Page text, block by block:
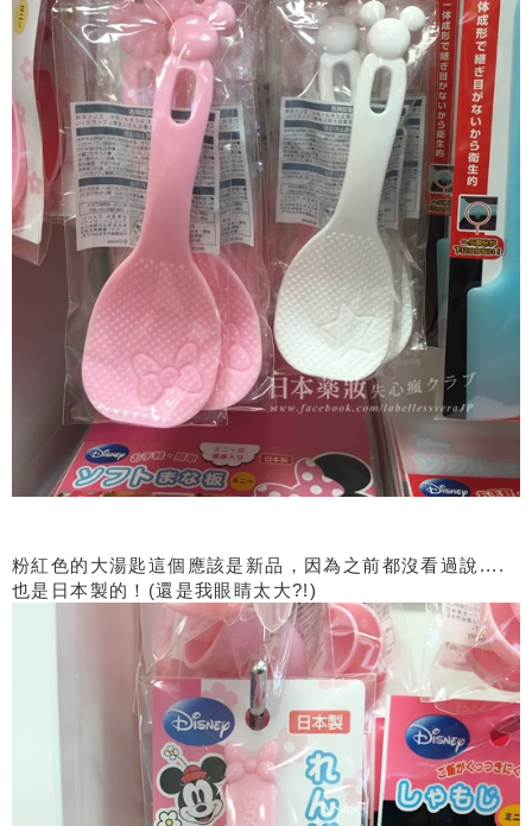
粉紅色的大湯匙這個應該是新品，因為之前都沒看過說....
也是日本製的！(還是我眼睛太大?!)